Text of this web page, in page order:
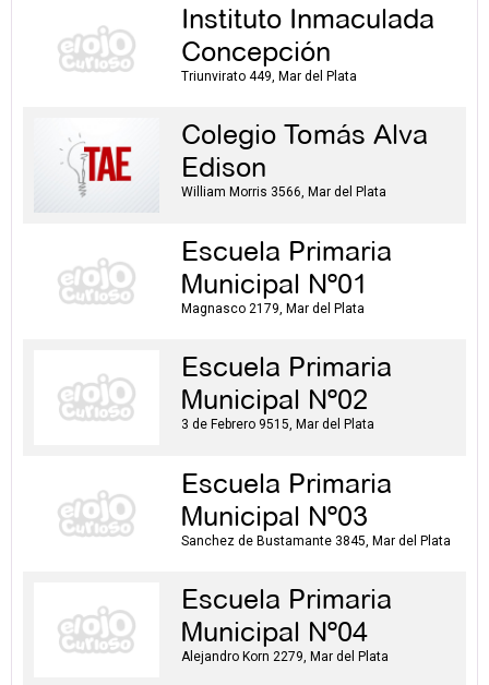
Instituto Inmaculada
Concepción
Triunvirato 449, Mar del Plata
Colegio Tomás Alva
Edison
William Morris 3566, Mar del Plata
Escuela Primaria
Municipal Nº01
Magnasco 2179, Mar del Plata
Escuela Primaria
Municipal Nº02
3 de Febrero 9515, Mar del Plata
Escuela Primaria
Municipal Nº03
Sanchez de Bustamante 3845, Mar del Plata
Escuela Primaria
Municipal Nº04
Alejandro Korn 2279, Mar del Plata